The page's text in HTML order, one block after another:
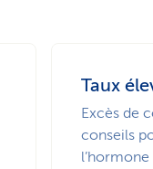
Taux
Excès de
conseils
l’hormone